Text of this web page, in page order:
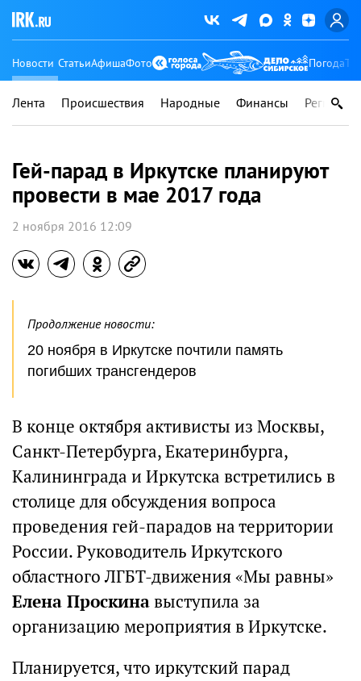
Новости СтатьиАфишаФото Погода
Лента Происшествия Народные Финансы Регионы
Гей-парад в Иркутске планируют
провести в мае 2017 года
2 ноября 2016 12:09
Продолжение новости:
20 ноября в Иркутске почтили память
погибших трансгендеров
В конце октября активисты из Москвы,
Санкт-Петербурга, Екатеринбурга,
Калининграда и Иркутска встретились в
столице для обсуждения вопроса
проведения гей-парадов на территории
России. Руководитель Иркутского
областного ЛГБТ-движения «Мы равны»
Елена Проскинавыступила за
организацию мероприятия в Иркутске.
Планируется, что иркутский парад